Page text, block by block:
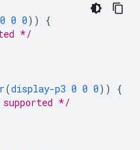
0 0 0))
{
*/
(display-p3 0 0 0))
{
*/